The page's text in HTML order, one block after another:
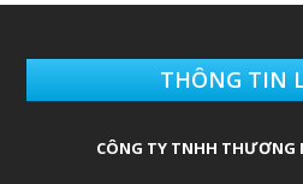
THÔNG TIN
CÔNG TY TNHH